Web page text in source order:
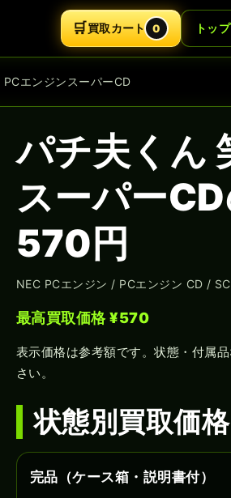
🛒買取カート 0 トップ
エンジンスーパーCD
パチ夫くん
スーパー
570円
NEC PCエンジン / PCエンジン CD /
最高買取価格 ¥570
表示価格は参考額です。状態・付属
さい。
状態別買取価格
完品（ケース箱・説明書付）